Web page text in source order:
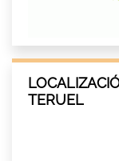
TERUEL